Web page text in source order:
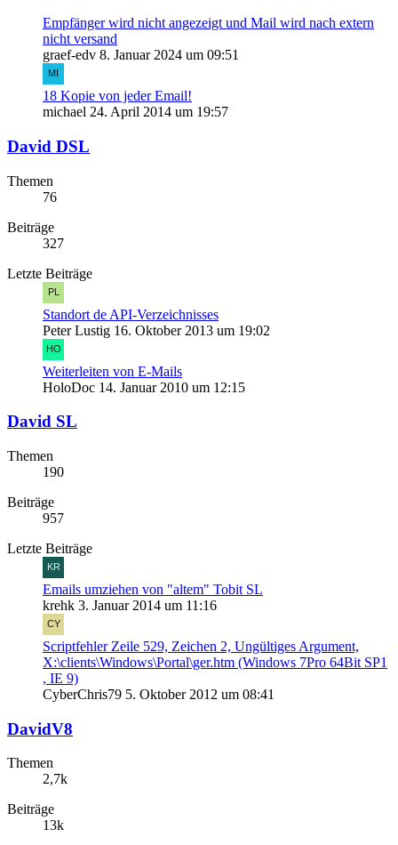
Empfänger wird nicht angezeigt und Mail wird nach extern
nicht versand
graef-edv 8. Januar 2024 um 09:51
18 Kopie von jeder Email!
michael 24. April 2014 um 19:57
David DSL
Themen
76
Beiträge
327
Letzte Beiträge
Standort de API-Verzeichnisses
Peter Lustig 16. Oktober 2013 um 19:02
Weiterleiten von E-Mails
HoloDoc 14. Januar 2010 um 12:15
David SL
Themen
190
Beiträge
957
Letzte Beiträge
Emails umziehen von "altem" Tobit SL
krehk 3. Januar 2014 um 11:16
Scriptfehler Zeile 529, Zeichen 2, Ungültiges Argument,
X:\clients\Windows\Portal\ger.htm (Windows 7Pro 64Bit SP1
, IE 9)
CyberChris79 5. Oktober 2012 um 08:41
DavidV8
Themen
2,7k
Beiträge
13k